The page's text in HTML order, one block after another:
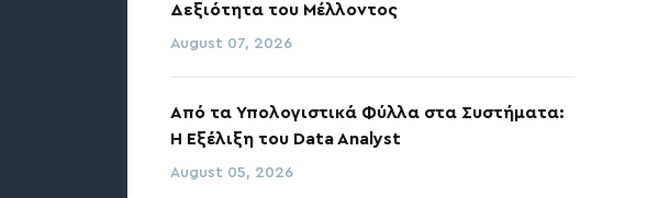
Δεξιότητα του Μέλλοντος
August 07, 2026
Από τα Υπολογιστικά Φύλλα στα Συστήματα:
Η Εξέλιξη του Data Analyst
August 05, 2026